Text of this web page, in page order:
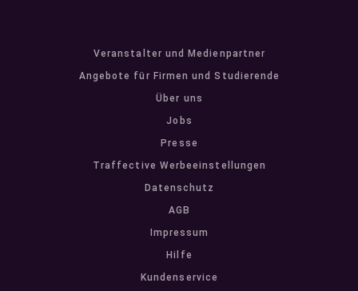
Veranstalter und Medienpartner
Angebote für Firmen und Studierende
Über uns
Jobs
Presse
Traffective Werbeeinstellungen
Datenschutz
AGB
Impressum
Hilfe
Kundenservice